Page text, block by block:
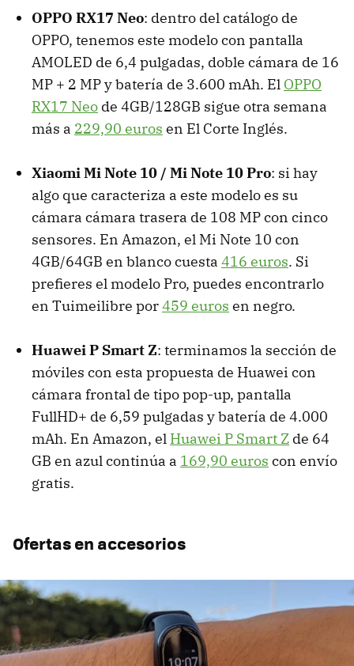
OPPO RX17 Neo: dentro del catálogo de
OPPO, tenemos este modelo con pantalla
AMOLED de 6,4 pulgadas, doble cámara de 16
MP + 2 MP y batería de 3.600 mAh. El OPPO
RX17 Neo de 4GB/128GB sigue otra semana
más a 229,90 euros en El Corte Inglés.
Xiaomi Mi Note 10 / Mi Note 10 Pro: si hay
algo que caracteriza a este modelo es su
cámara cámara trasera de 108 MP con cinco
sensores. En Amazon, el Mi Note 10 con
4GB/64GB en blanco cuesta 416 euros. Si
prefieres el modelo Pro, puedes encontrarlo
en Tuimeilibre por459 euros en negro.
Huawei P Smart Z: terminamos la sección de
móviles con esta propuesta de Huawei con
cámara frontal de tipo pop-up, pantalla
FullHD+ de 6,59 pulgadas y batería de 4.000
mAh. En Amazon, el Huawei P Smart Z de 64
GB en azul continúa a 169,90 euros con envío
gratis.
Ofertas en accesorios